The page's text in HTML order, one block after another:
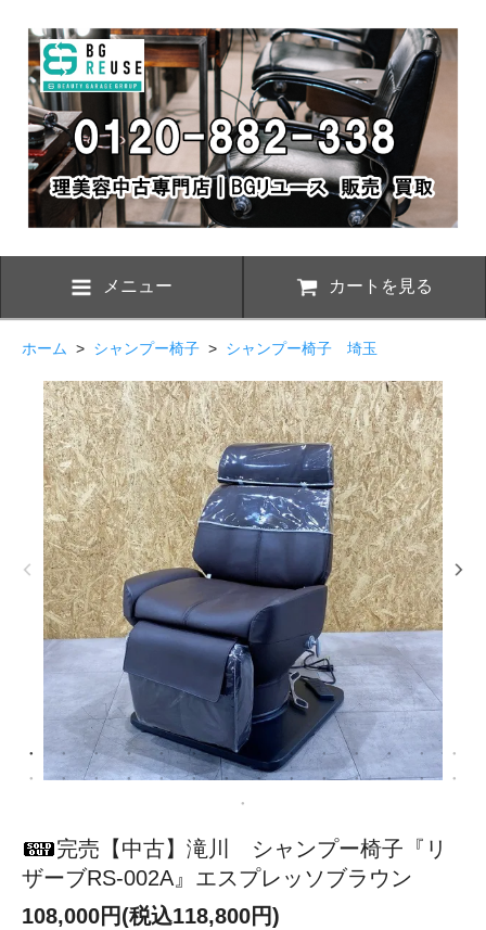
メニュー カートを見る
ホーム > シャンプー椅子 > シャンプー椅子 埼玉
完売【中古】滝川 シャンプー椅子『リ
ザーブRS-002A』エスプレッソブラウン
108,000円(税込118,800円)